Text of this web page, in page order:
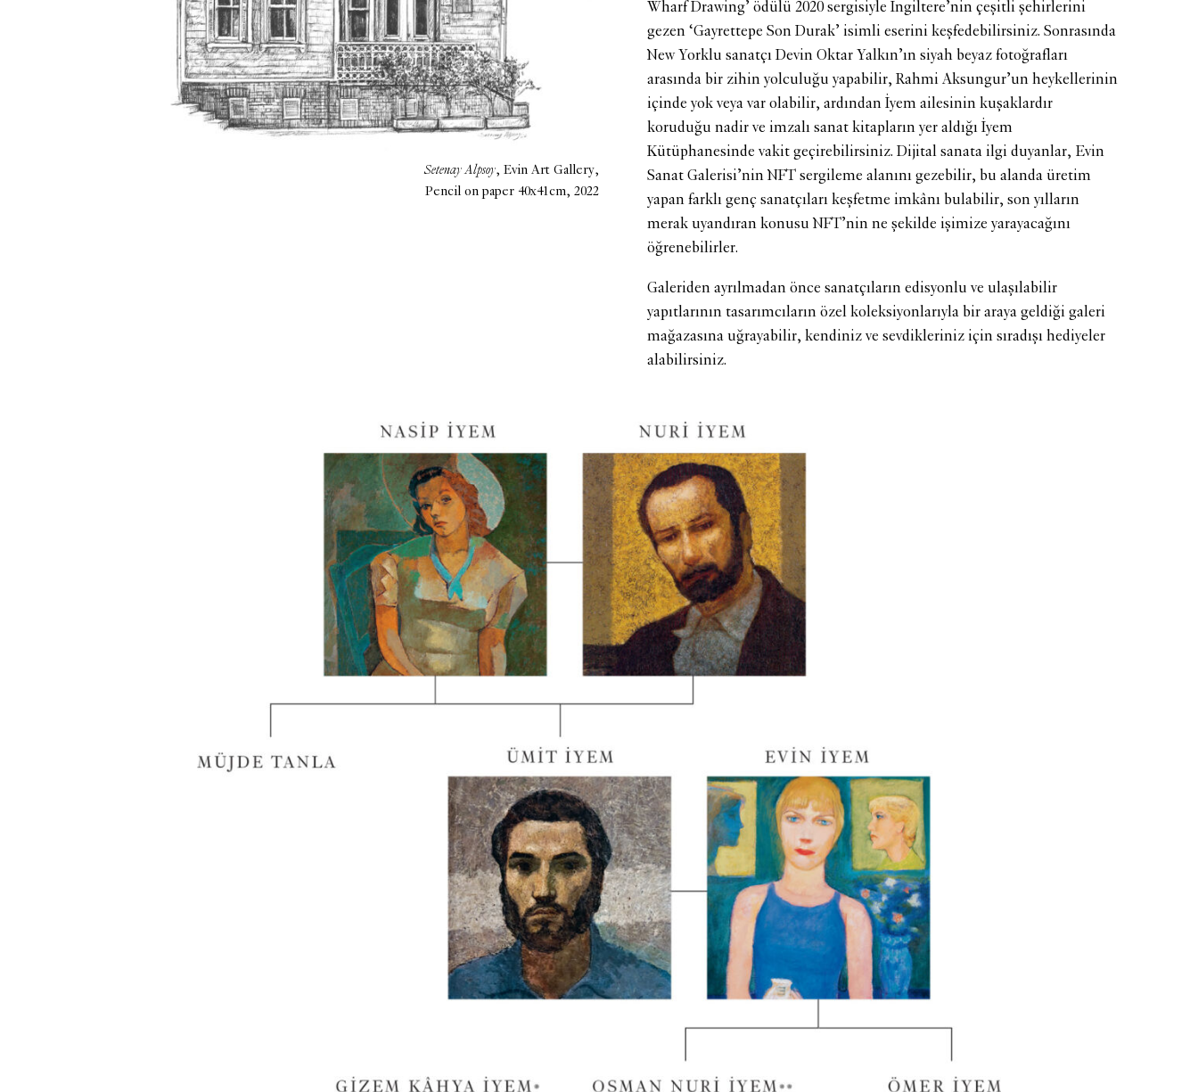
Setenay Alpsoy, Evin Art Gallery,
Pencil on paper 40x41cm, 2022
Wharf Drawing’ ödülü 2020 sergisiyle İngiltere’nin çeşitli şehirlerini
gezen ‘Gayrettepe Son Durak’ isimli eserini keşfedebilirsiniz. Sonrasında
New Yorklu sanatçı Devin Oktar Yalkın’ın siyah beyaz fotoğrafları
arasında bir zihin yolculuğu yapabilir, Rahmi Aksungur’un heykellerinin
içinde yok veya var olabilir, ardından İyem ailesinin kuşaklardır
koruduğu nadir ve imzalı sanat kitapların yer aldığı İyem
Kütüphanesinde vakit geçirebilirsiniz. Dijital sanata ilgi duyanlar, Evin
Sanat Galerisi’nin NFT sergileme alanını gezebilir, bu alanda üretim
yapan farklı genç sanatçıları keşfetme imkânı bulabilir, son yılların
merak uyandıran konusu NFT’nin ne şekilde işimize yarayacağını
öğrenebilirler.
Galeriden ayrılmadan önce sanatçıların edisyonlu ve ulaşılabilir
yapıtlarının tasarımcıların özel koleksiyonlarıyla bir araya geldiği galeri
mağazasına uğrayabilir, kendiniz ve sevdikleriniz için sıradışı hediyeler
alabilirsiniz.